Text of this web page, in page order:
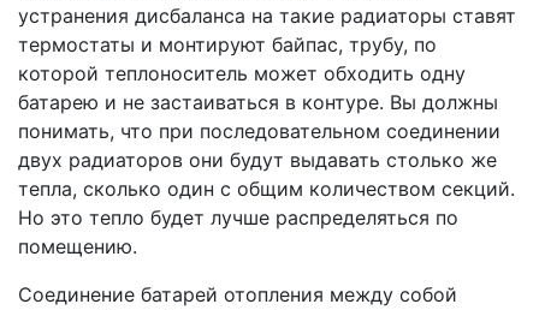
устранения дисбаланса на такие радиаторы ставят
термостаты и монтируют байпас, трубу, по
которой теплоноситель может обходить одну
батарею и не застаиваться в контуре. Вы должны
понимать, что при последовательном соединении
двух радиаторов они будут выдавать столько же
тепла, сколько один с общим количеством секций.
Но это тепло будет лучше распределяться по
помещению.
Соединение батарей отопления между собой